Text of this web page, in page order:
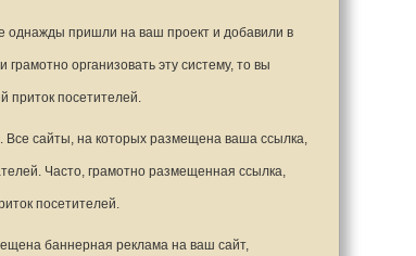
однажды пришли на ваш проект и добавили в
грамотно организовать эту систему, то вы
приток посетителей.
. Все сайты, на которых размещена ваша ссылка,
Часто, грамотно размещенная ссылка,
посетителей.
баннерная реклама на ваш сайт,